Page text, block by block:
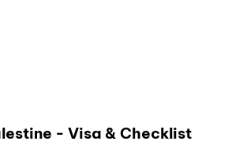
- Visa & Checklist